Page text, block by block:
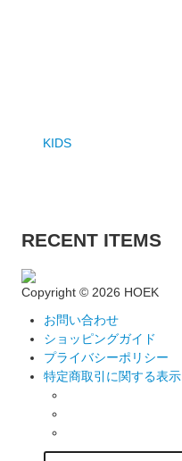
KIDS
RECENT ITEMS
Copyright ©2026 HOEK
お問い合わせ
ショッピングガイド
プライバシーポリシー
特定商取引に関する表示